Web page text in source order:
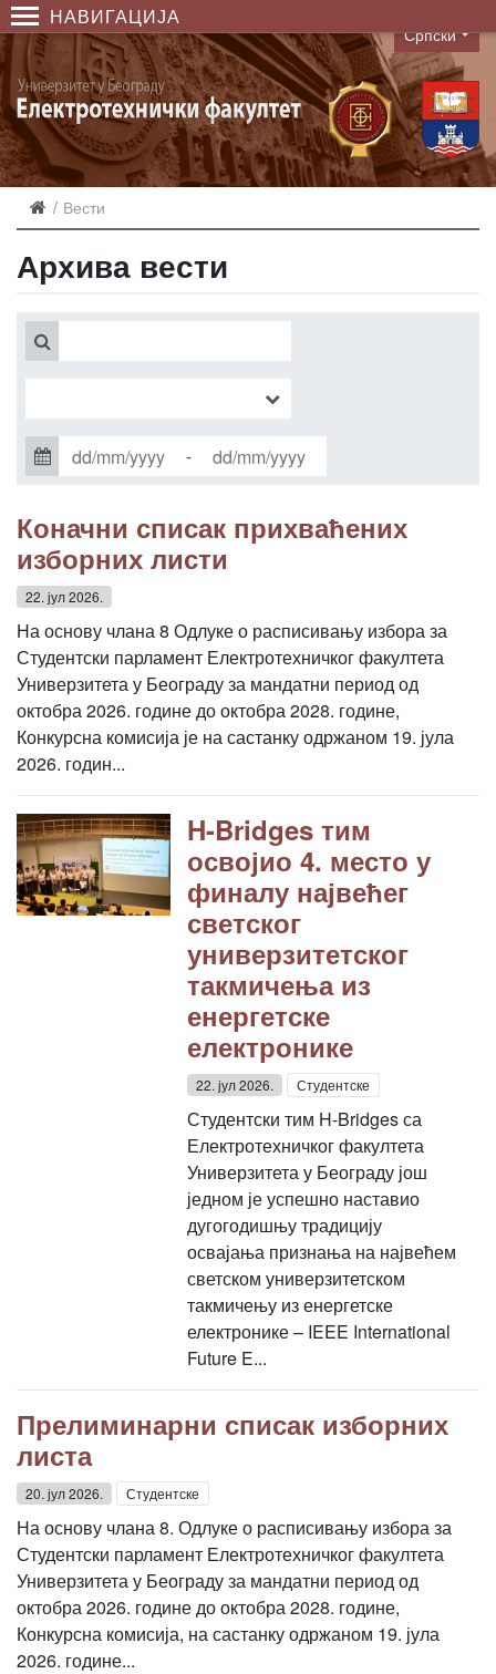
НАВИГАЦИЈА
Language
Српски
Вести
Архива вести
-
Коначни списак прихваћених
изборних листи
22. јул 2026.
На основу члана 8 Одлуке о расписивању избора за
Студентски парламент Електротехничког факултета
Универзитета у Београду за мандатни период од
октобра 2026. године до октобра 2028. године,
Конкурсна комисија је на састанку одржаном 19. јула
2026. годин...
H-Bridges тим
освојио 4. место у
финалу највећег
светског
универзитетског
такмичења из
енергетске
електронике
22. јул 2026. Студентске
Студентски тим H-Bridges са
Електротехничког факултета
Универзитета у Београду још
једном је успешно наставио
дугогодишњу традицију
освајања признања на највећем
светском универзитетском
такмичењу из енергетске
електронике – IEEE International
Future E...
Прелиминарни списак изборних
листа
20. јул 2026. Студентске
На основу члана 8. Одлуке о расписивању избора за
Студентски парламент Електротехничког факултета
Универзитета у Београду за мандатни период од
октобра 2026. године до октобра 2028. године,
Конкурсна комисија, на састанку одржаном 19. јула
2026. године...